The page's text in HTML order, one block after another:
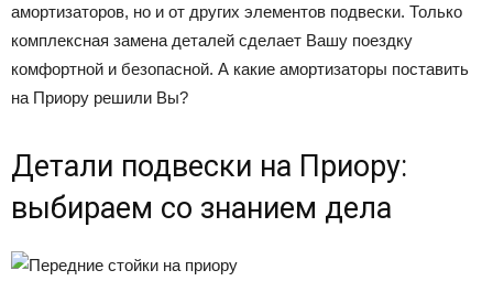
амортизаторов, но и от других элементов подвески. Только
комплексная замена деталей сделает Вашу поездку
комфортной и безопасной. А какие амортизаторы поставить
на Приору решили Вы?
Детали подвески на Приору:
выбираем со знанием дела